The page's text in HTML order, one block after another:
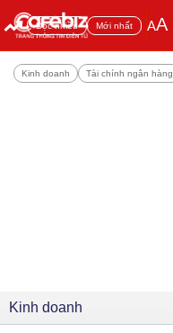
Đọc nhiều Mới nhất AA
Kinh doanh Tài chính ngân hàng
Kinh doanh